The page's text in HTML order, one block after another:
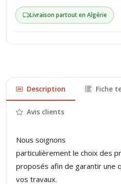
Livraison partout en Algérie
Description Fiche
Avis clients
Nous soignons
particulièrement le choix des
proposés afin de garantir une
vos travaux.